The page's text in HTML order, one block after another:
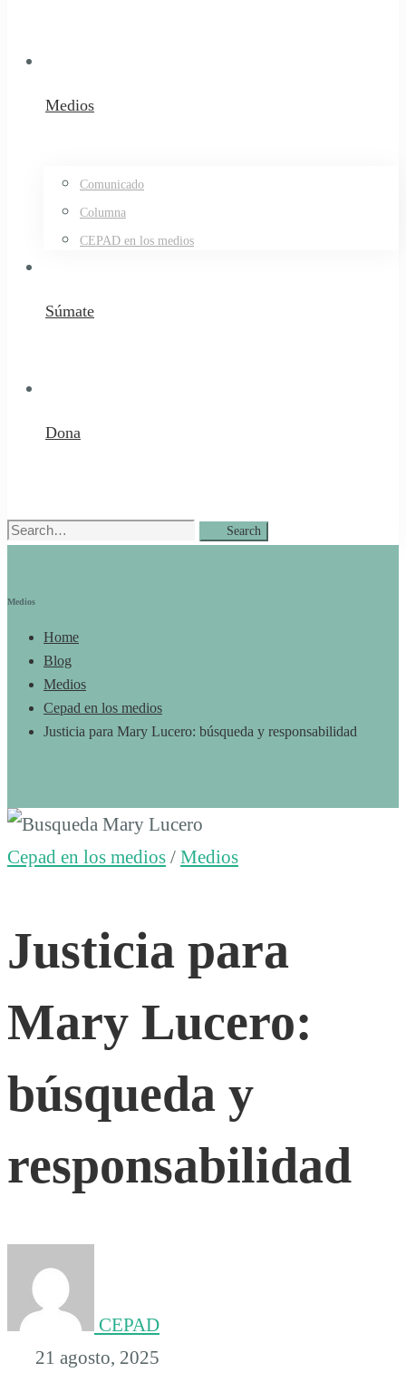
Medios
Comunicado
Columna
CEPAD en los medios
Súmate
Dona
Search
Search
Medios
Home
Blog
Medios
Cepad en los medios
Justicia para Mary Lucero: búsqueda y responsabilidad
Justicia
Mary
Lucero:
búsqueda
y
responsabilidad
Cepad en los medios / Medios
Justicia para
Mary Lucero:
búsqueda y
responsabilidad
CEPAD
21 agosto, 2025